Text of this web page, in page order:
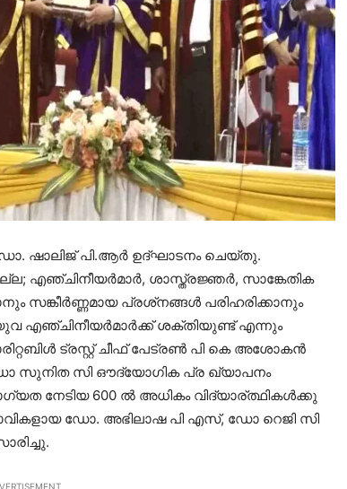
ഷാലിജ് പി.ആര്‍ ഉദ്ഘാടനം ചെയ്തു.
എഞ്ചിനീയര്‍മാര്‍, ശാസ്ത്രജ്ഞര്‍, സാങ്കേതിക
സങ്കീര്‍ണ്ണമായ പ്രശ്‌നങ്ങള്‍ പരിഹരിക്കാനും
എഞ്ചിനീയര്‍മാര്‍ക്ക് ശക്തിയുണ്ട് എന്നും
ട്രസ്റ്റ് ചീഫ് പേട്രണ്‍ പി കെ അശോകന്‍
സുനിത സി ഔദ്യോഗിക പ്ര ഖ്യാപനം
നേടിയ 600 ല്‍ അധികം വിദ്യാര്ത്ഥികള്‍ക്കു
ഡോ. അഭിലാഷ പി എസ്, ഡോ റെജി സി